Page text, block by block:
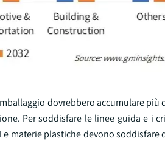
dovrebbero accumulare più
Per soddisfare le linee guida e i
materie plastiche devono